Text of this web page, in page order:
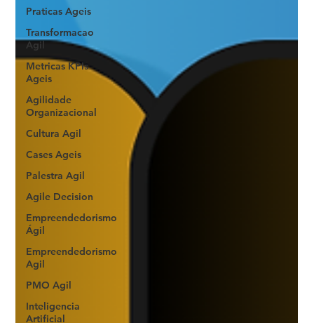
Praticas Ageis
Transformacao
Agil
Metricas KPIs
Ageis
Agilidade
Organizacional
Cultura Agil
Cases Ageis
Palestra Agil
Agile Decision
Empreendedorismo
Ágil
Empreendedorismo
Agil
PMO Agil
Inteligencia
Artificial